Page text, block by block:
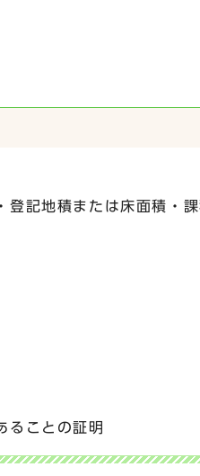
記地積または床面積・
ることの証明